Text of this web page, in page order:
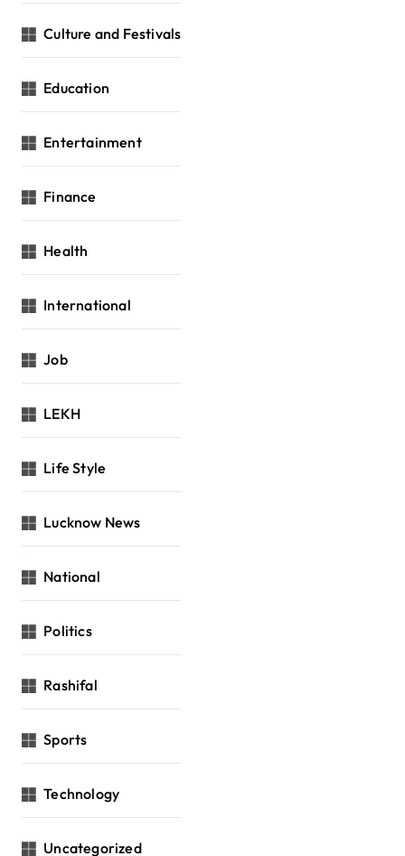
Culture and Festivals
Education
Entertainment
Finance
Health
International
Job
LEKH
Life Style
Lucknow News
National
Politics
Rashifal
Sports
Technology
Uncategorized